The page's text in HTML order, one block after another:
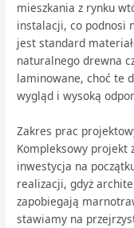
mieszkania z rynku
instalacji, co podnosi
jest standard
naturalnego drewna
laminowane, choć te
wygląd i wysoką
Zakres prac
Kompleksowy projekt
inwestycja na
realizacji, gdyż
zapobiegają
stawiamy na